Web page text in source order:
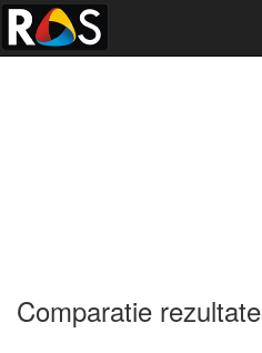
Comparatie rezultate